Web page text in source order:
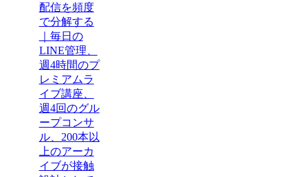
配信を頻度
で分解する
｜毎日の
LINE管理、
週4時間のプ
レミアムラ
イブ講座、
週4回のグル
ープコンサ
ル、200本以
上のアーカ
イブが接触